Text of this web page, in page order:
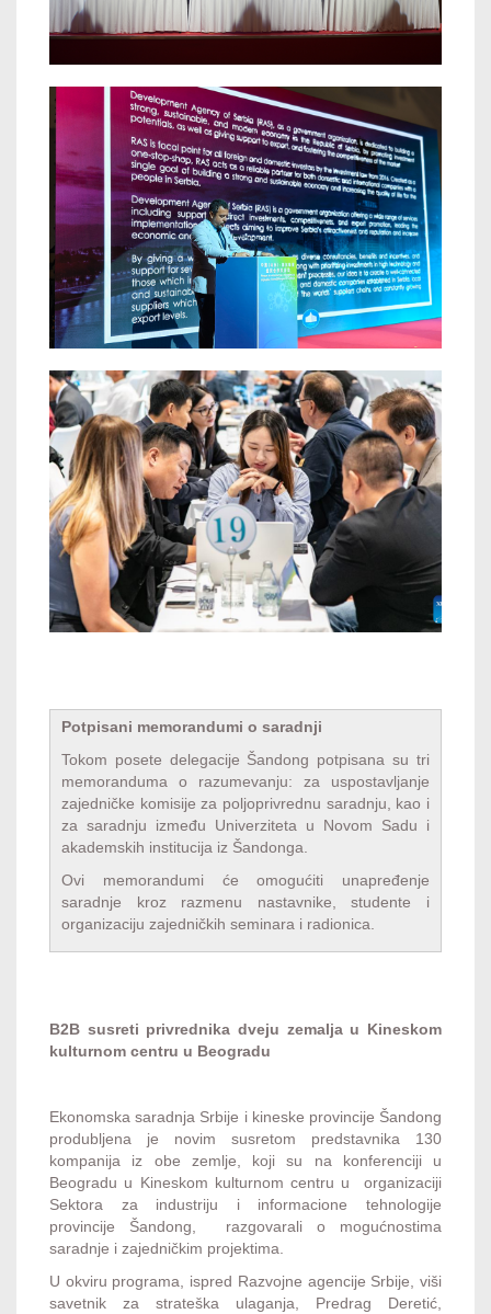
Potpisani memorandumi o saradnji
Tokom posete delegacije Šandong potpisana su tri
memoranduma o razumevanju: za uspostavljanje
zajedničke komisije za poljoprivrednu saradnju, kao i
za saradnju između Univerziteta u Novom Sadu i
akademskih institucija iz Šandonga.
Ovi memorandumi će omogućiti unapređenje
saradnje kroz razmenu nastavnike, studente i
organizaciju zajedničkih seminara i radionica.
B2B susreti privrednika dveju zemalja u Kineskom
kulturnom centru u Beogradu
Ekonomska saradnja Srbije i kineske provincije Šandong
produbljena je novim susretom predstavnika 130
kompanija iz obe zemlje, koji su na konferenciji u
Beogradu u Kineskom kulturnom centru u organizaciji
Sektora za industriju i informacione tehnologije
provincije Šandong, razgovarali o mogućnostima
saradnje i zajedničkim projektima.
U okviru programa, ispred Razvojne agencije Srbije, viši
savetnik za strateška ulaganja, Predrag Deretić,